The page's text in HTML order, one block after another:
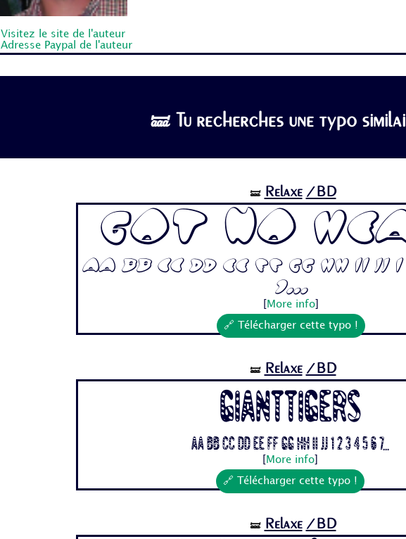
Visitez le site de l'auteur
Adresse Paypal de l'auteur
🝛 Tu recherches une typo
🝛 Relaxe /BD
Got No
Aa Bb Cc Dd Ee Ff Gg Hh Ii Jj
7...
More info]
🔗 Télécharger cette typo !
🝛 Relaxe /BD
Gianttigers
Aa Bb Cc Dd Ee Ff Gg Hh Ii Jj 1 2 3 4 5 6 7...
More info
🔗 Télécharger cette typo !
🝛 Relaxe /BD